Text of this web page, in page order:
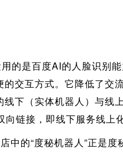
用的是百度AI的人脸识别
的交互方式。它降低了交
线下（实体机器人）与线
链接，即线下服务线上
中的“度秘机器人”正是